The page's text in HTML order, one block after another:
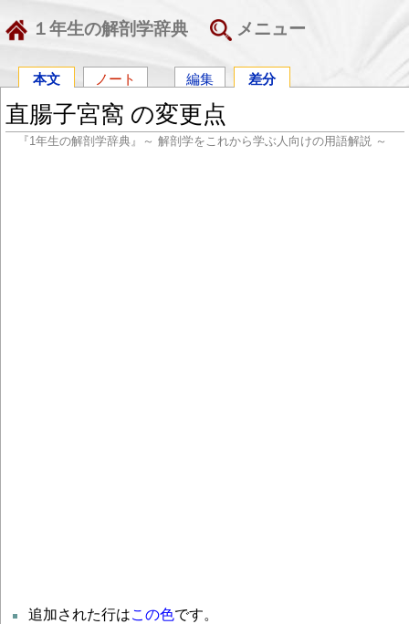
１年生の解剖学辞典 メニュー
本文 ノート 編集 差分
直腸子宮窩 の変更点
『1年生の解剖学辞典』～ 解剖学をこれから学ぶ人向けの用語解説 ～
追加された行はこの色です。